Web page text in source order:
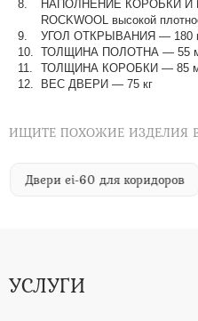
НАПОЛНЕНИЕ КОРОБКИ И
ROCKWOOL высокой
УГОЛ ОТКРЫВАНИЯ — 180
ТОЛЩИНА ПОЛОТНА — 55
ТОЛЩИНА КОРОБКИ — 85
ВЕС ДВЕРИ — 75 кг
ИЩИТЕ ПОХОЖИЕ ИЗДЕЛИЯ В
Двери ei-60 для коридоров
УСЛУГИ